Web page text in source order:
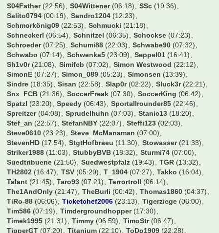
Miix(09:49) Mo1909(06:50) Moerinho
(00:05)
Mogli13(13:35) MonsieuL(00:46) Moritz__vb
Mustermann(16:05) N-11(23:05) N8BAR
Ni7co(22:42) Nico1701(07:28) NicoO(21:57) Nik96(07:30)
Niklas95(19:34) NilS04(21:51) Nils_01(00:05)
Norsinger (06:59) Norton51(07:31) NurderHSV (08:53)
OGG(19:13) Obelix1301(06:18) Oecher(00:08)
OhrenKrebs(17:06) Ollek63(17:15) OlympiC(07:02)
OnitUr (22:29) Onkel (20:44) Oole(22:36) Otte1997 (07:32)
Oz84 (07:10) PM2006(06:53) Panthera1909(21:46)
Pat.B.(06:45) Patrick85(23:29) Paule_Junior(18:41)
Pepe09(07:33) Peter324(06:20) PeterPlautze(07:25)
Pez(06:42) Pforte(07:30) Phil93257(07:30)
Philipp09(07:08) Picasso07(09:28) Picca41(11:48)
Pierre52(23:44) Pionier(07:33) Pody(00:21)
Pokermon11(01:09) Pruggel(16:54) PtoTheWee (19:32)
RC-Jonny(04:06) RM1902(23:22) Rakete(07:29)
Ratzefatz(23:36) Ravensburger77(05:24) Rehtnap(07:05)
Rene209(22:43) Rick (15:09) Rinnetaler (21:57)
Robben1(00:13) Robinho(00:10) Robsterforty(19:41)
Rock'n'Goal(05:33) Rooney1887(00:09) Rosicky10(13:16)
Rothose1887(00:47) Roundhopper53(04:40)
S04Father(22:56) S04Wittener(06:18) SSc(19:36)
Salito0794(00:19) Sandro1204(12:23)